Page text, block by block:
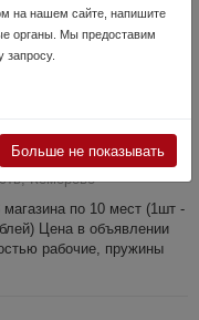
Кемерово
по 10 мест (1шт -
Цена в объявлении
рабочие, пружины
на нашем сайте, напишите
органы. Мы предоставим
Больше не показывать